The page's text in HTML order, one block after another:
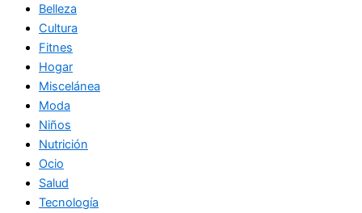
Belleza
Cultura
Fitnes
Hogar
Miscelánea
Moda
Niños
Nutrición
Ocio
Salud
Tecnología